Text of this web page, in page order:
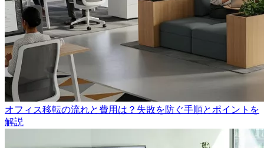
オフィス移転の流れと費用は？失敗を防ぐ手順とポイントを
解説